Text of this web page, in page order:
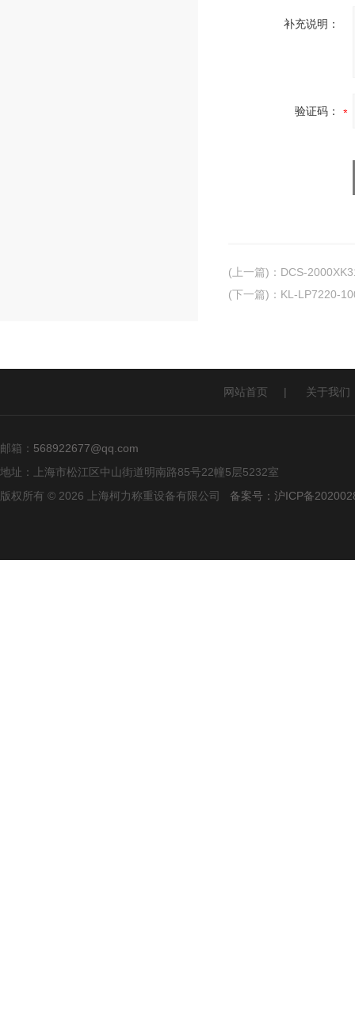
补充说明：
验证码：
(上一篇) ： DCS-
(下一篇) ： KL-LP7220-
网站首页 | 关于我们
邮箱： 568922677@qq.com
地址：上海市松江区中山街道明南路85号22幢5层5232室
版权所有 © 2026 上海柯力称重设备有限公司 备案号：沪ICP备